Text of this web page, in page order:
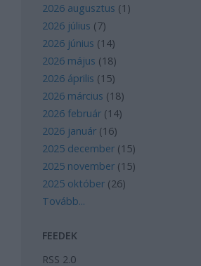
2026 augusztus (1 )
2026 július (7)
2026 június (14)
2026 május (18)
2026 április (15)
2026 március (18)
2026 február (14)
2026 január (16)
2025 december (15)
2025 november (15)
2025 október (26)
Tovább...
FEEDEK
RSS 2.0